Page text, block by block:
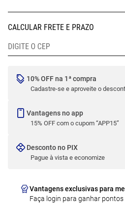
10% OFF na 1ª compra
Cadastre-se e aproveite o
Vantagens no app
15% OFF com o cupom “APP15”
Desconto no PIX
Pague à vista e economize
Vantagens exclusivas para
Faça login para ganhar